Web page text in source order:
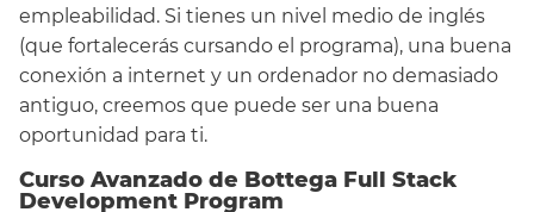
empleabilidad. Si tienes un nivel medio de inglés
(que fortalecerás cursando el programa), una buena
conexión a internet y un ordenador no demasiado
antiguo, creemos que puede ser una buena
oportunidad para ti.
Curso Avanzado de Bottega Full Stack
Development Program